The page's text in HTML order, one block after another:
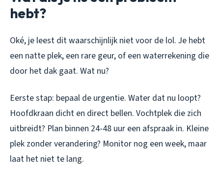
hebt?
Oké, je leest dit waarschijnlijk niet voor de lol. Je hebt
een natte plek, een rare geur, of een waterrekening die
door het dak gaat. Wat nu?
Eerste stap: bepaal de urgentie. Water dat nu loopt?
Hoofdkraan dicht en direct bellen. Vochtplek die zich
uitbreidt? Plan binnen 24-48 uur een afspraak in. Kleine
plek zonder verandering? Monitor nog een week, maar
laat het niet te lang.